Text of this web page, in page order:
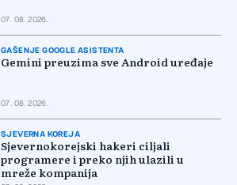
07. 08. 2026.
GAŠENJE GOOGLE ASISTENTA
Gemini preuzima sve Android uređaje
07. 08. 2026.
SJEVERNA KOREJA
Sjevernokorejski hakeri ciljali
programere i preko njih ulazili u
mreže kompanija